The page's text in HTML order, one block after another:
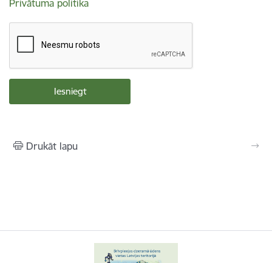
Privātuma politika
Drukāt lapu